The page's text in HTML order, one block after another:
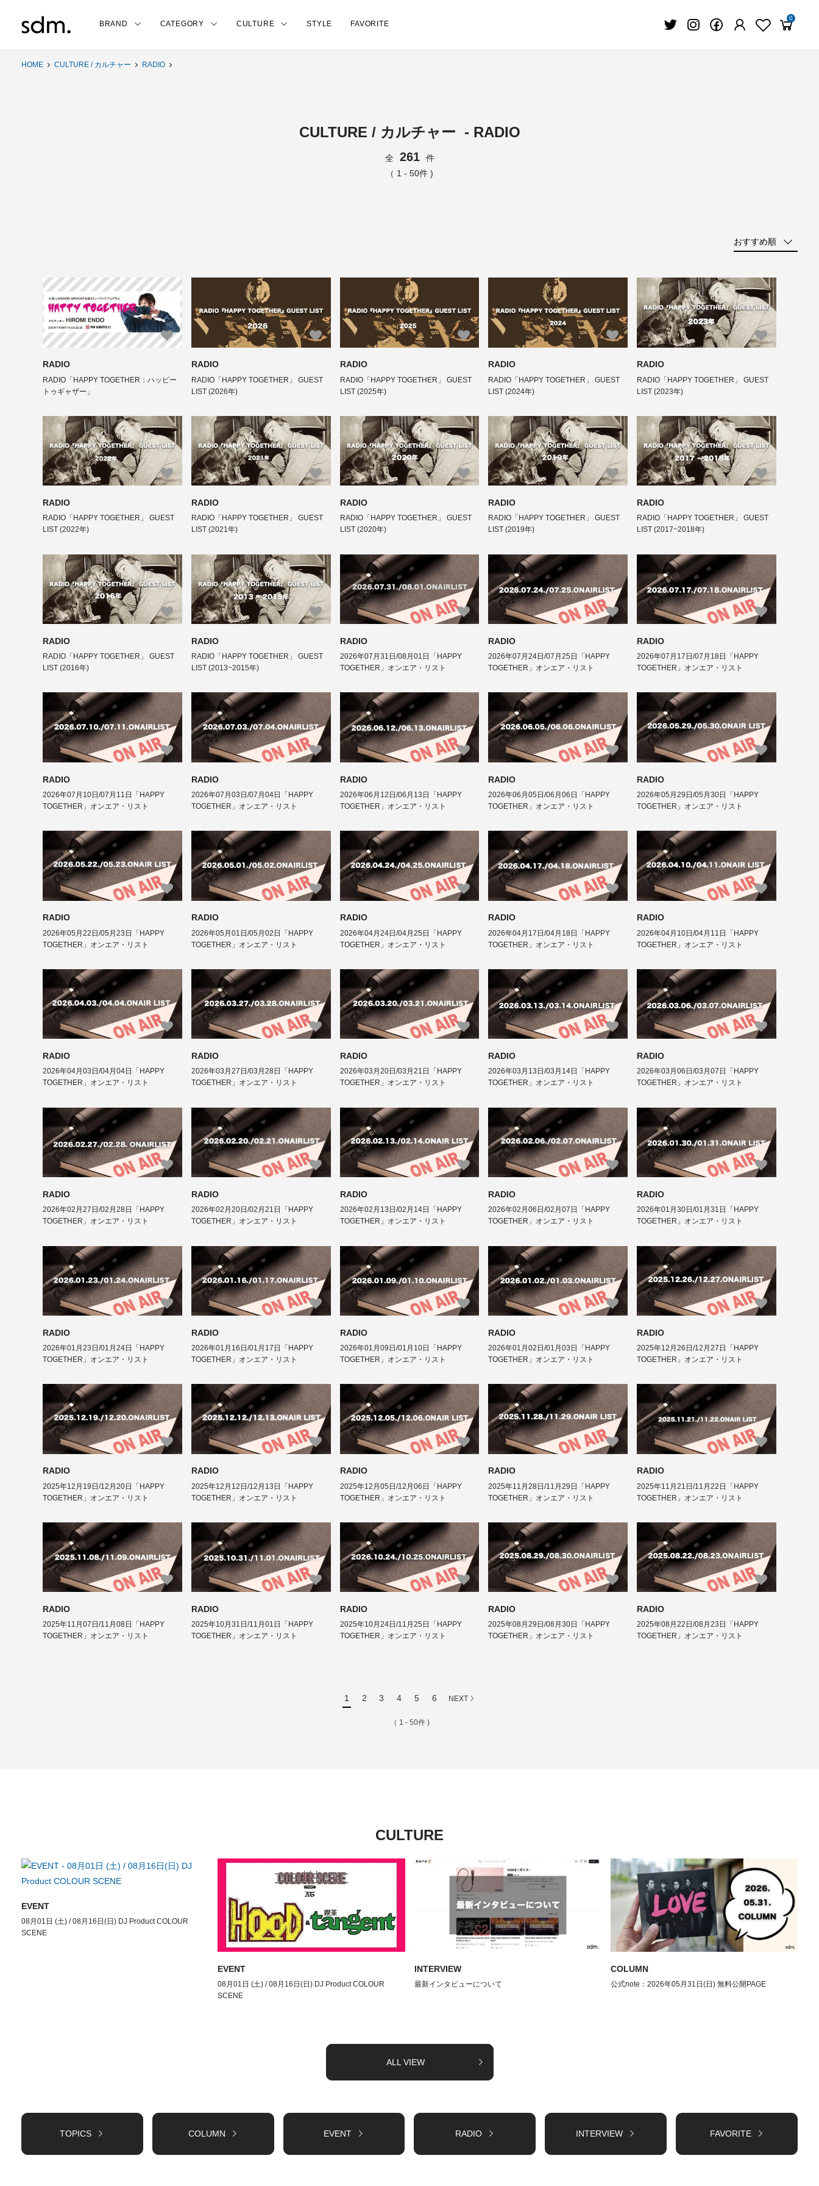
BRAND CATEGORY CULTURE STYLE FAVORITE
0
HOME CULTURE / カルチャー RADIO
CULTURE / カルチャー - RADIO
全 261
件
（ 1 - 50件 )
おすすめ順
RADIO
RADIO「HAPPY TOGETHER：ハッピー
トゥギャザー」
RADIO
RADIO「HAPPY TOGETHER」 GUEST
LIST (2026年)
RADIO
RADIO「HAPPY TOGETHER」 GUEST
LIST (2025年)
RADIO
RADIO「HAPPY TOGETHER」 GUEST
LIST (2024年)
RADIO
RADIO「HAPPY TOGETHER」 GUEST
LIST (2023年)
RADIO
RADIO「HAPPY TOGETHER」 GUEST
LIST (2022年)
RADIO
RADIO「HAPPY TOGETHER」 GUEST
LIST (2021年)
RADIO
RADIO「HAPPY TOGETHER」 GUEST
LIST (2020年)
RADIO
RADIO「HAPPY TOGETHER」 GUEST
LIST (2019年)
RADIO
RADIO「HAPPY TOGETHER」 GUEST
LIST (2017~2018年)
RADIO
RADIO「HAPPY TOGETHER」 GUEST
LIST (2016年)
RADIO
RADIO「HAPPY TOGETHER」 GUEST
LIST (2013~2015年)
RADIO
2026年07月31日/08月01日「HAPPY
TOGETHER」オンエア・リスト
RADIO
2026年07月24日/07月25日「HAPPY
TOGETHER」オンエア・リスト
RADIO
2026年07月17日/07月18日「HAPPY
TOGETHER」オンエア・リスト
RADIO
2026年07月10日/07月11日「HAPPY
TOGETHER」オンエア・リスト
RADIO
2026年07月03日/07月04日「HAPPY
TOGETHER」オンエア・リスト
RADIO
2026年06月12日/06月13日「HAPPY
TOGETHER」オンエア・リスト
RADIO
2026年06月05日/06月06日「HAPPY
TOGETHER」オンエア・リスト
RADIO
2026年05月29日/05月30日「HAPPY
TOGETHER」オンエア・リスト
RADIO
2026年05月22日/05月23日「HAPPY
TOGETHER」オンエア・リスト
RADIO
2026年05月01日/05月02日「HAPPY
TOGETHER」オンエア・リスト
RADIO
2026年04月24日/04月25日「HAPPY
TOGETHER」オンエア・リスト
RADIO
2026年04月17日/04月18日「HAPPY
TOGETHER」オンエア・リスト
RADIO
2026年04月10日/04月11日「HAPPY
TOGETHER」オンエア・リスト
RADIO
2026年04月03日/04月04日「HAPPY
TOGETHER」オンエア・リスト
RADIO
2026年03月27日/03月28日「HAPPY
TOGETHER」オンエア・リスト
RADIO
2026年03月20日/03月21日「HAPPY
TOGETHER」オンエア・リスト
RADIO
2026年03月13日/03月14日「HAPPY
TOGETHER」オンエア・リスト
RADIO
2026年03月06日/03月07日「HAPPY
TOGETHER」オンエア・リスト
RADIO
2026年02月27日/02月28日「HAPPY
TOGETHER」オンエア・リスト
RADIO
2026年02月20日/02月21日「HAPPY
TOGETHER」オンエア・リスト
RADIO
2026年02月13日/02月14日「HAPPY
TOGETHER」オンエア・リスト
RADIO
2026年02月06日/02月07日「HAPPY
TOGETHER」オンエア・リスト
RADIO
2026年01月30日/01月31日「HAPPY
TOGETHER」オンエア・リスト
RADIO
2026年01月23日/01月24日「HAPPY
TOGETHER」オンエア・リスト
RADIO
2026年01月16日/01月17日「HAPPY
TOGETHER」オンエア・リスト
RADIO
2026年01月09日/01月10日「HAPPY
TOGETHER」オンエア・リスト
RADIO
2026年01月02日/01月03日「HAPPY
TOGETHER」オンエア・リスト
RADIO
2025年12月26日/12月27日「HAPPY
TOGETHER」オンエア・リスト
RADIO
2025年12月19日/12月20日「HAPPY
TOGETHER」オンエア・リスト
RADIO
2025年12月12日/12月13日「HAPPY
TOGETHER」オンエア・リスト
RADIO
2025年12月05日/12月06日「HAPPY
TOGETHER」オンエア・リスト
RADIO
2025年11月28日/11月29日「HAPPY
TOGETHER」オンエア・リスト
RADIO
2025年11月21日/11月22日「HAPPY
TOGETHER」オンエア・リスト
RADIO
2025年11月07日/11月08日「HAPPY
TOGETHER」オンエア・リスト
RADIO
2025年10月31日/11月01日「HAPPY
TOGETHER」オンエア・リスト
RADIO
2025年10月24日/11月25日「HAPPY
TOGETHER」オンエア・リスト
RADIO
2025年08月29日/08月30日「HAPPY
TOGETHER」オンエア・リスト
RADIO
2025年08月22日/08月23日「HAPPY
TOGETHER」オンエア・リスト
1 2 3 4 5 6 NEXT
（ 1 - 50件 )
CULTURE
EVENT
08月01日 (土) / 08月16日(日) DJ Product COLOUR
SCENE
EVENT
08月01日 (土) / 08月16日(日) DJ Product COLOUR
SCENE
INTERVIEW
最新インタビューについて
COLUMN
公式note：2026年05月31日(日) 無料公開PAGE
ALL VIEW
TOPICS COLUMN EVENT RADIO INTERVIEW FAVORITE